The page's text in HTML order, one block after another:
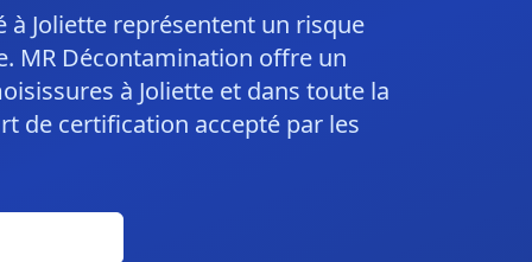
Joliette représentent un risque
MR Décontamination offre un
à Joliette et dans toute la
de certification accepté par les